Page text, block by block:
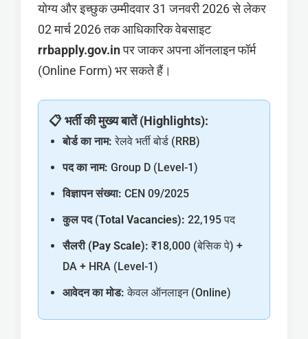
योग्य और इच्छुक उम्मीदवार 31 जनवरी 2026 से लेकर
02 मार्च 2026 तक आधिकारिक वेबसाइट
rrbapply.gov.inपर जाकर अपना ऑनलाइन फॉर्म
(Online Form) भर सकते हैं।
📋 भर्ती की मुख्य बातें (Highlights):
बोर्ड का नाम: रेलवे भर्ती बोर्ड (RRB)
पद का नाम: Group D (Level-1)
विज्ञापन संख्या: CEN 09/2025
कुल पद (Total Vacancies): 22,195 पद
सैलरी (Pay Scale): ₹18,000 (बेसिक पे) +
DA + HRA (Level-1)
आवेदन का मोड: केवल ऑनलाइन (Online)